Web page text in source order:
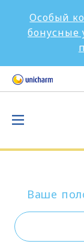
Особый
бонусные
Ваше